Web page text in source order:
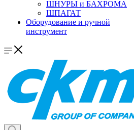
ШНУРЫ и БАХРОМА
ШПАГАТ
Оборудование и ручной
инструмент